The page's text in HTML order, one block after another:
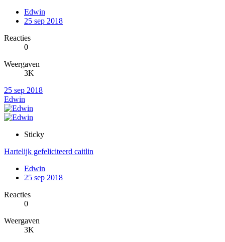
Edwin
25 sep 2018
Reacties
0
Weergaven
3K
25 sep 2018
Edwin
Sticky
Hartelijk gefeliciteerd caitlin
Edwin
25 sep 2018
Reacties
0
Weergaven
3K